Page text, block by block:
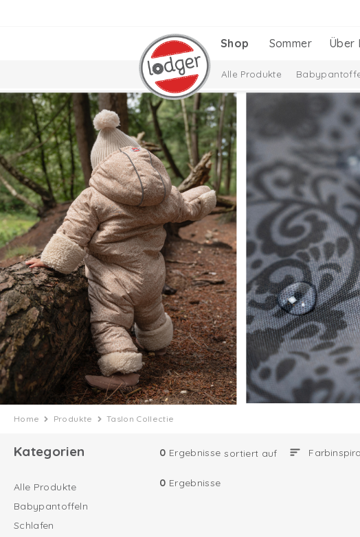
Shop Sommer Über
Alle Produkte
Baby Essentials Baby-
Babysocken
Home Produkte Taslon Collectie
Kategorien
Alle Produkte
Babypantoffeln
Schlafen
0 Ergebnisse sortiert auf
0 Ergebnisse